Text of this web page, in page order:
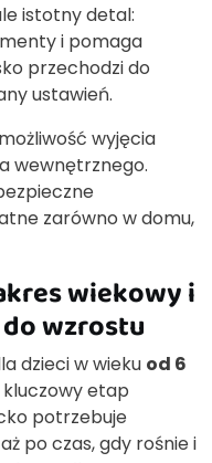
istotny detal:
i pomaga
przechodzi do
ustawień.
wyjęcia
wewnętrznego.
zarówno w domu,
wiekowy i
wzrostu
dzieci w wieku od 6
etap
potrzebuje
po czas, gdy rośnie i